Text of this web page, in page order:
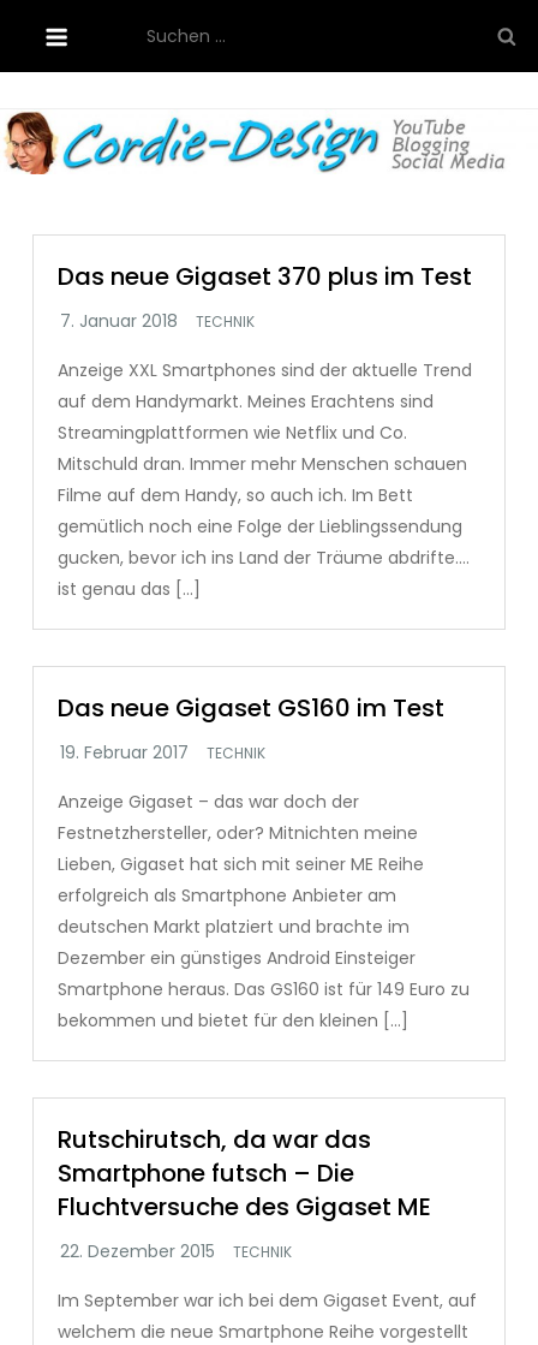
content
nach:
Cordie-Design
Das neue Gigaset 370 plus im Test
TECHNIK
Anzeige XXL Smartphones sind der aktuelle Trend
auf dem Handymarkt. Meines Erachtens sind
Streamingplattformen wie Netflix und Co.
Mitschuld dran. Immer mehr Menschen schauen
Filme auf dem Handy, so auch ich. Im Bett
gemütlich noch eine Folge der Lieblingssendung
gucken, bevor ich ins Land der Träume abdrifte….
ist genau das […]
Das neue Gigaset GS160 im Test
TECHNIK
Anzeige Gigaset – das war doch der
Festnetzhersteller, oder? Mitnichten meine
Lieben, Gigaset hat sich mit seiner ME Reihe
erfolgreich als Smartphone Anbieter am
deutschen Markt platziert und brachte im
Dezember ein günstiges Android Einsteiger
Smartphone heraus. Das GS160 ist für 149 Euro zu
bekommen und bietet für den kleinen […]
Rutschirutsch, da war das
Smartphone futsch – Die
Fluchtversuche des Gigaset ME
TECHNIK
Im September war ich bei dem Gigaset Event, auf
welchem die neue Smartphone Reihe vorgestellt